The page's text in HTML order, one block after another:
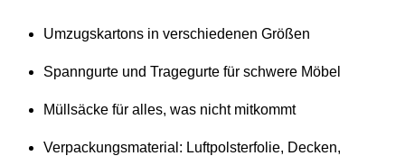
Umzugskartons in verschiedenen Größen
Spanngurte und Tragegurte für schwere Möbel
Müllsäcke für alles, was nicht mitkommt
Verpackungsmaterial: Luftpolsterfolie, Decken,